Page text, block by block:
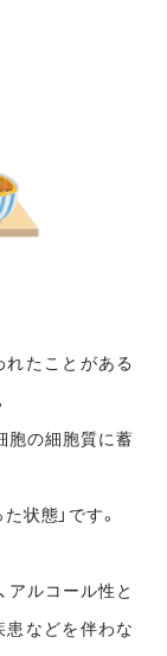
れたことがある
胞の細胞質に蓄
状態」です。
アルコール性と
患などを伴わな